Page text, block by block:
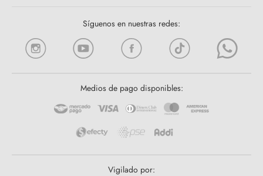
Síguenos en nuestras redes:
Medios de pago disponibles:
Vigilado por: